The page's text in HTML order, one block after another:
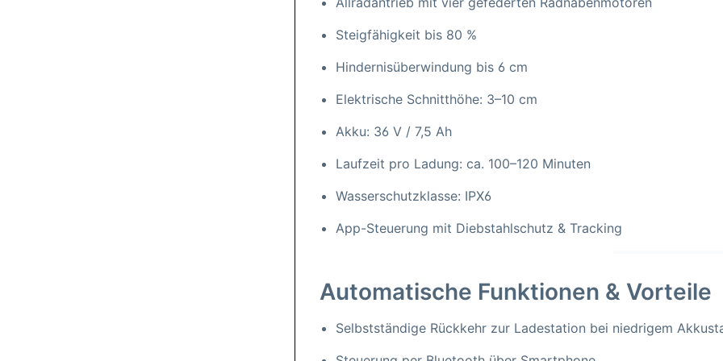
Steigfähigkeit bis 80 %
Hindernisüberwindung bis 6 cm
Elektrische Schnitthöhe: 3–10 cm
Akku: 36 V / 7,5 Ah
Laufzeit pro Ladung: ca. 100–120 Minuten
Wasserschutzklasse: IPX6
App-Steuerung mit Diebstahlschutz & Tracking
Automatische Funktionen & Vorteile
Selbstständige Rückkehr zur Ladestation bei niedrigem